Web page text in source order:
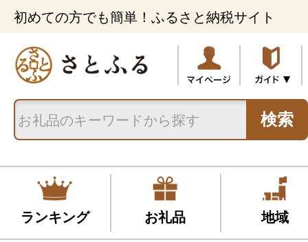
初めての方でも簡単！ふるさと納税サイト
検索
ランキング お礼品 地域